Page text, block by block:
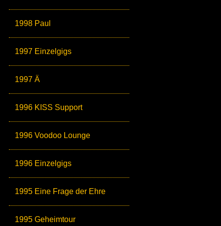
1998 Paul
1997 Einzelgigs
1997 Ä
1996 KISS Support
1996 Voodoo Lounge
1996 Einzelgigs
1995 Eine Frage der Ehre
1995 Geheimtour